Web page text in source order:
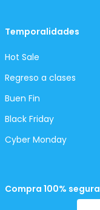
Temporalidades
Hot Sale
Regreso a clases
Buen Fin
Black Friday
Cyber Monday
Compra 100% segura